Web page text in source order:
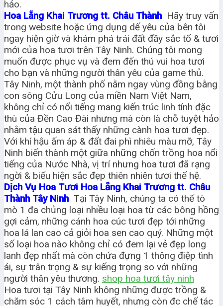
hảo.
Hoa Lẵng Khai Trương tt. Châu Thành Hãy truy vấn
trong website hoặc ứng dụng dế yêu của bên tôi
ngay hiện giờ và khám phá trái đất đầy sắc tố & tươi
mới của hoa tươi trên Tây Ninh. Chúng tôi mong
muốn được phục vụ và đem đến thú vui hoa tươi
cho bạn và những người thân yêu của game thủ.
Tây Ninh, một thành phố nằm ngay vùng đồng bằng
con sông Cửu Long của miền Nam Việt Nam,
không chỉ có nổi tiếng mang kiến trúc linh tính đặc
thù của Đền Cao Đài nhưng mà còn là chỗ tuyệt hảo
nhằm tậu quan sát thấy những cành hoa tươi đẹp.
Với khí hậu ấm áp & đất đai phì nhiêu màu mỡ, Tây
Ninh biến thành một giữa những chốn trồng hoa nổi
tiếng của Nước Nhà, vị trí nhưng hoa tươi đã rạng
ngời & biểu hiện sắc đẹp thiên nhiên tươi thế hệ.
Dịch Vụ Hoa Tươi Hoa Lẵng Khai Trương tt. Châu
Thành Tây Ninh Tại Tây Ninh, chúng ta có thể tò
mò 1 đa chủng loại nhiều loại hoa từ các bông hồng
gợi cảm, những cánh hoa cúc tươi đẹp tới những
hoa lá lan cao cả giỏi hoa sen cao quý. Những một
số loại hoa nào không chỉ có đem lại vẻ đẹp long
lanh đẹp nhất mà còn chứa đựng 1 thông điệp tình
ái, sự trân trọng & sự kiếng trọng so với những
người thân yêu thương. shop hoa tươi tây ninh
Hoa tươi tại Tây Ninh không những được trồng &
chăm sóc 1 cách tâm huyết, nhưng còn đc chế tác